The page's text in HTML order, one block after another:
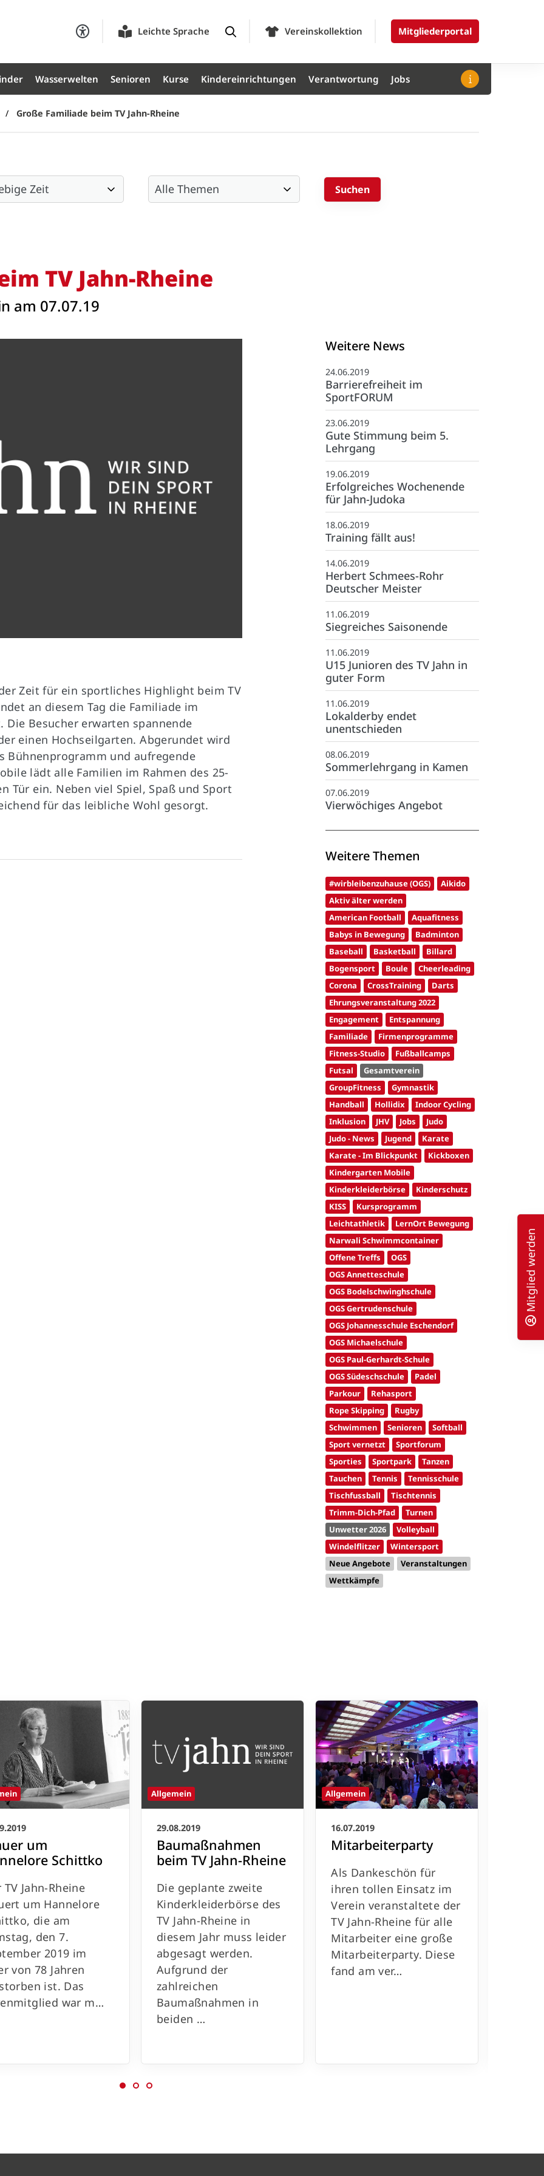
Leichte Sprache Vereinskollektion Mitgliederportal
Wasserwelten Senioren Kurse Kindereinrichtungen Verantwortung Jobs
Große Familiade beim TV Jahn-Rheine
TV Jahn-Rheine
am 07.07.19
Zeit für ein sportliches Highlight beim TV
an diesem Tag die Familiade im
Die Besucher erwarten spannende
einen Hochseilgarten. Abgerundet wird
Bühnenprogramm und aufregende
lädt alle Familien im Rahmen des 25-
Tür ein. Neben viel Spiel, Spaß und Sport
für das leibliche Wohl gesorgt.
Weitere News
24.06.2019
Barrierefreiheit im
SportFORUM
23.06.2019
Gute Stimmung beim 5.
Lehrgang
19.06.2019
Erfolgreiches Wochenende
für Jahn-Judoka
18.06.2019
Training fällt aus!
14.06.2019
Herbert Schmees-Rohr
Deutscher Meister
11.06.2019
Siegreiches Saisonende
11.06.2019
U15 Junioren des TV Jahn in
guter Form
11.06.2019
Lokalderby endet
unentschieden
08.06.2019
Sommerlehrgang in Kamen
07.06.2019
Vierwöchiges Angebot
Weitere Themen
#wirbleibenzuhause (OGS)
Aikido
Aktiv älter werden
American Football
Aquafitness
Babys in Bewegung
Badminton
Baseball
Basketball
Billard
Bogensport
Boule
Cheerleading
Corona
CrossTraining
Darts
Ehrungsveranstaltung 2022
Engagement
Entspannung
Familiade
Firmenprogramme
Fitness-Studio
Fußballcamps
Futsal
Gesamtverein
GroupFitness
Gymnastik
Handball
Hollidix
Indoor Cycling
Inklusion
JHV Jobs
Judo
Judo - News
Jugend
Karate
Karate - Im Blickpunkt
Kickboxen
Kindergarten Mobile
Kinderkleiderbörse
Kinderschutz
KISS
Kursprogramm
Leichtathletik
LernOrt Bewegung
Narwali Schwimmcontainer
Offene Treffs
OGS
OGS Annetteschule
OGS Bodelschwinghschule
OGS Gertrudenschule
OGS Johannesschule Eschendorf
OGS Michaelschule
OGS Paul-Gerhardt-Schule
OGS Südeschschule
Padel
Parkour
Rehasport
Rope Skipping
Rugby
Schwimmen
Senioren
Softball
Sport vernetzt
Sportforum
Sporties
Sportpark
Tanzen
Tauchen
Tennis
Tennisschule
Tischfussball
Tischtennis
Trimm-Dich-Pfad
Turnen
Unwetter 2026
Volleyball
Windelflitzer
Wintersport
Neue Angebote
Veranstaltungen
Wettkämpfe
um
Schittko
TV Jahn-Rheine
um Hannelore
die am
den 7.
2019 im
von 78 Jahren
ist. Das
war m…
Allgemein
29.08.2019
Baumaßnahmen
beim TV Jahn-Rheine
Die geplante zweite
Kinderkleiderbörse des
TV Jahn-Rheine in
diesem Jahr muss leider
abgesagt werden.
Aufgrund der
zahlreichen
Baumaßnahmen in
beiden …
Allgemein
16.07.2019
Mitarbeiterparty
Als Dankeschön für
ihren tollen Einsatz im
Verein veranstaltete der
TV Jahn-Rheine für alle
Mitarbeiter eine große
Mitarbeiterparty. Diese
fand am ver…
Mitglied werden
Anschrift Kontakt
05971-97490
info@tvjahnrheine.de
facebook
instagram